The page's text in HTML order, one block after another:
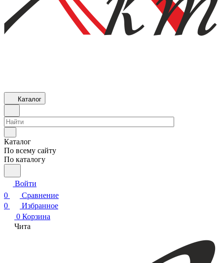
Каталог
Каталог
По всему сайту
По каталогу
Войти
0
Сравнение
0
Избранное
0 Корзина
Чита